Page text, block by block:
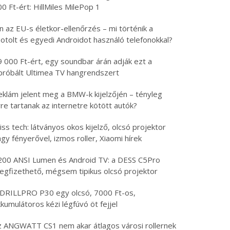
Ft-ért: HillMiles MilePop 1
az EU-s életkor-ellenőrzés – mi történik a
és egyedi Androidot használó telefonokkal?
000 Ft-ért, egy soundbar árán adják ezt a
Ultimea TV hangrendszert
jelent meg a BMW-k kijelzőjén – tényleg
tartanak az internetre kötött autók?
tech: látványos okos kijelző, olcsó projektor
fényerővel, izmos roller, Xiaomi hírek
ANSI Lumen és Android TV: a DESS C5Pro
mégsem tipikus olcsó projektor
P30 egy olcsó, 7000 Ft-os,
kézi légfúvó öt fejjel
ANGWATT CS1 nem akar átlagos városi rollernek